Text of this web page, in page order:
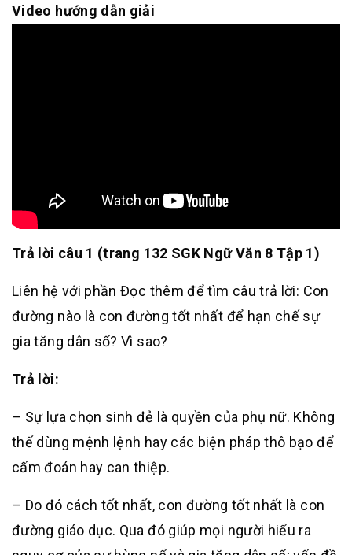
Video hướng dẫn giải
Trả lời câu 1 (trang 132 SGK Ngữ Văn 8 Tập 1)
Liên hệ với phần Đọc thêm để tìm câu trả lời: Con
đường nào là con đường tốt nhất để hạn chế sự
gia tăng dân số? Vì sao?
Trả lời:
– Sự lựa chọn sinh đẻ là quyền của phụ nữ. Không
thế dùng mệnh lệnh hay các biện pháp thô bạo để
cấm đoán hay can thiệp.
– Do đó cách tốt nhất, con đường tốt nhất là con
đường giáo dục. Qua đó giúp mọi người hiểu ra